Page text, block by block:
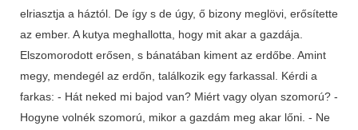
elriasztja a háztól. De így s de úgy, ő bizony meglövi, erősítette
az ember. A kutya meghallotta, hogy mit akar a gazdája.
Elszomorodott erősen, s bánatában kiment az erdőbe. Amint
megy, mendegél az erdőn, találkozik egy farkassal. Kérdi a
farkas: - Hát neked mi bajod van? Miért vagy olyan szomorú? -
Hogyne volnék szomorú, mikor a gazdám meg akar lőni. - Ne